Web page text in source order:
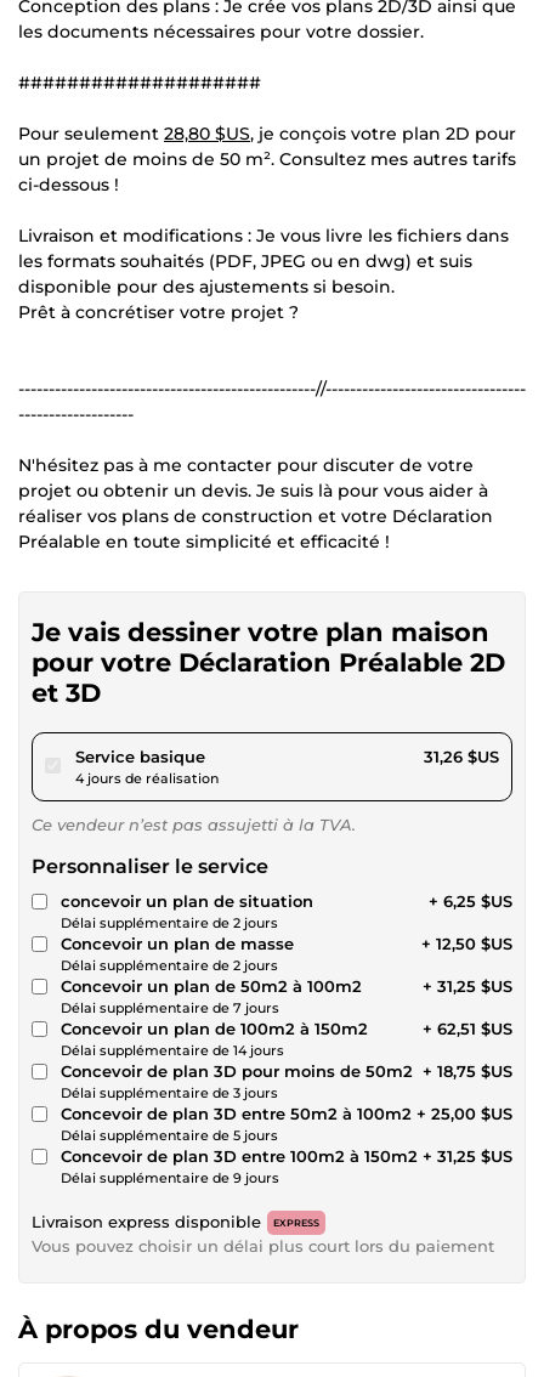
Conception des plans : Je crée vos plans 2D/3D ainsi que
les documents nécessaires pour votre dossier.
####################
Pour seulement 28,80 $US, je conçois votre plan 2D pour
un projet de moins de 50 m². Consultez mes autres tarifs
ci-dessous !
Livraison et modifications : Je vous livre les fichiers dans
les formats souhaités (PDF, JPEG ou en dwg) et suis
disponible pour des ajustements si besoin.
Prêt à concrétiser votre projet ?
-------------------------------------------------//---------------------------------
-------------------
N'hésitez pas à me contacter pour discuter de votre
projet ou obtenir un devis. Je suis là pour vous aider à
réaliser vos plans de construction et votre Déclaration
Préalable en toute simplicité et efficacité !
Je vais dessiner votre plan maison
pour votre Déclaration Préalable 2D
et 3D
Service basiquepour 28,80 $US
4 jours de réalisation
31,26 $US
Ce vendeur n’est pas assujetti à la TVA.
Personnaliser le service
concevoir un plan de situation
Délai supplémentaire de 2 jours
+ 6,25 $US
Concevoir un plan de masse
Délai supplémentaire de 2 jours
+ 12,50 $US
Concevoir un plan de 50m2 à 100m2
Délai supplémentaire de 7 jours
+ 31,25 $US
Concevoir un plan de 100m2 à 150m2
Délai supplémentaire de 14 jours
+ 62,51 $US
Concevoir de plan 3D pour moins de 50m2
Délai supplémentaire de 3 jours
+ 18,75 $US
Concevoir de plan 3D entre 50m2 à 100m2
Délai supplémentaire de 5 jours
+ 25,00 $US
Concevoir de plan 3D entre 100m2 à 150m2
Délai supplémentaire de 9 jours
+ 31,25 $US
Livraison express disponible EXPRESS
Vous pouvez choisir un délai plus court lors du paiement
À propos du vendeur